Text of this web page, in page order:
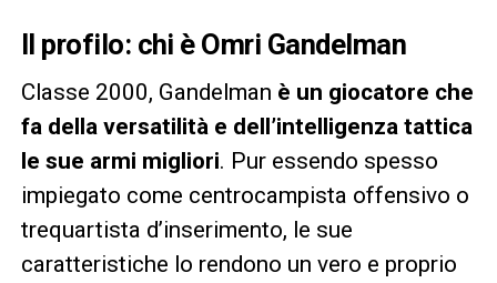
Il profilo: chi è Omri Gandelman
Classe 2000, Gandelman è un giocatore che
fa della versatilità e dell’intelligenza tattica
le sue armi migliori. Pur essendo spesso
impiegato come centrocampista offensivo o
trequartista d’inserimento, le sue
caratteristiche lo rendono un vero e proprio